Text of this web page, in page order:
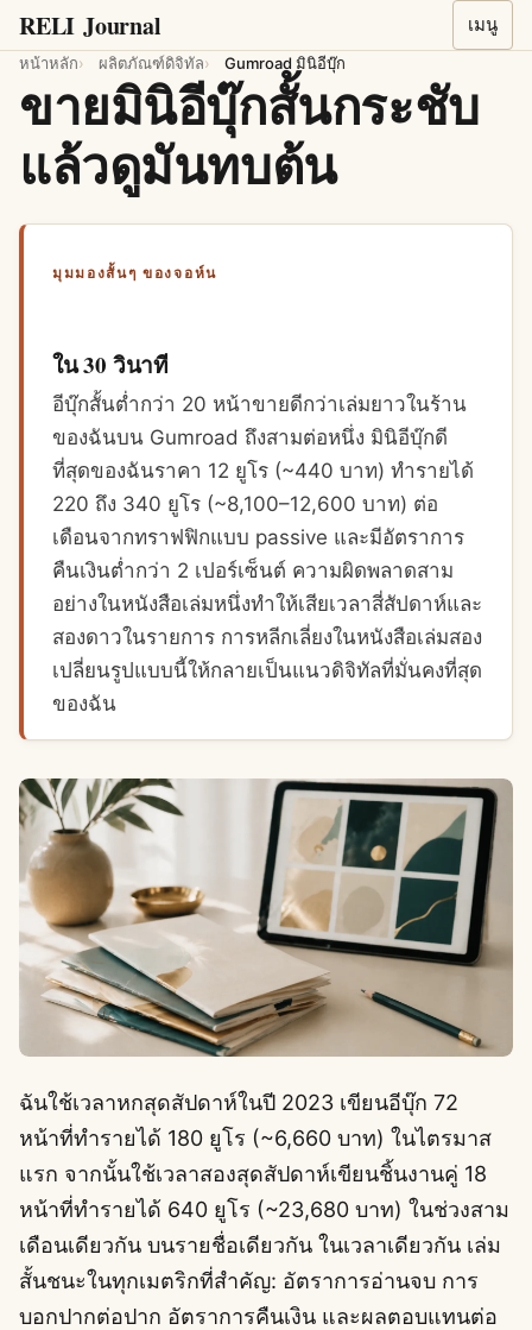
RELI Journal เมนู
หน้าหลัก ผลิตภัณฑ์ดิจิทัล Gumroad มินิอีบุ๊ก
ขายมินิอีบุ๊กสั้นกระชับ
แล้วดูมันทบต้น
มุมมองสั้นๆ ของจอห์น
ใน 30 วินาที
อีบุ๊กสั้นต่ำกว่า 20 หน้าขายดีกว่าเล่มยาวในร้าน
ของฉันบน Gumroad ถึงสามต่อหนึ่ง มินิอีบุ๊กดี
ที่สุดของฉันราคา 12 ยูโร (~440 บาท) ทำรายได้
220 ถึง 340 ยูโร (~8,100–12,600 บาท) ต่อ
เดือนจากทราฟฟิกแบบ passive และมีอัตราการ
คืนเงินต่ำกว่า 2 เปอร์เซ็นต์ ความผิดพลาดสาม
อย่างในหนังสือเล่มหนึ่งทำให้เสียเวลาสี่สัปดาห์และ
สองดาวในรายการ การหลีกเลี่ยงในหนังสือเล่มสอง
เปลี่ยนรูปแบบนี้ให้กลายเป็นแนวดิจิทัลที่มั่นคงที่สุด
ของฉัน
ฉันใช้เวลาหกสุดสัปดาห์ในปี 2023 เขียนอีบุ๊ก 72
หน้าที่ทำรายได้ 180 ยูโร (~6,660 บาท) ในไตรมาส
แรก จากนั้นใช้เวลาสองสุดสัปดาห์เขียนชิ้นงานคู่ 18
หน้าที่ทำรายได้ 640 ยูโร (~23,680 บาท) ในช่วงสาม
เดือนเดียวกัน บนรายชื่อเดียวกัน ในเวลาเดียวกัน เล่ม
สั้นชนะในทุกเมตริกที่สำคัญ: อัตราการอ่านจบ การ
บอกปากต่อปาก อัตราการคืนเงิน และผลตอบแทนต่อ